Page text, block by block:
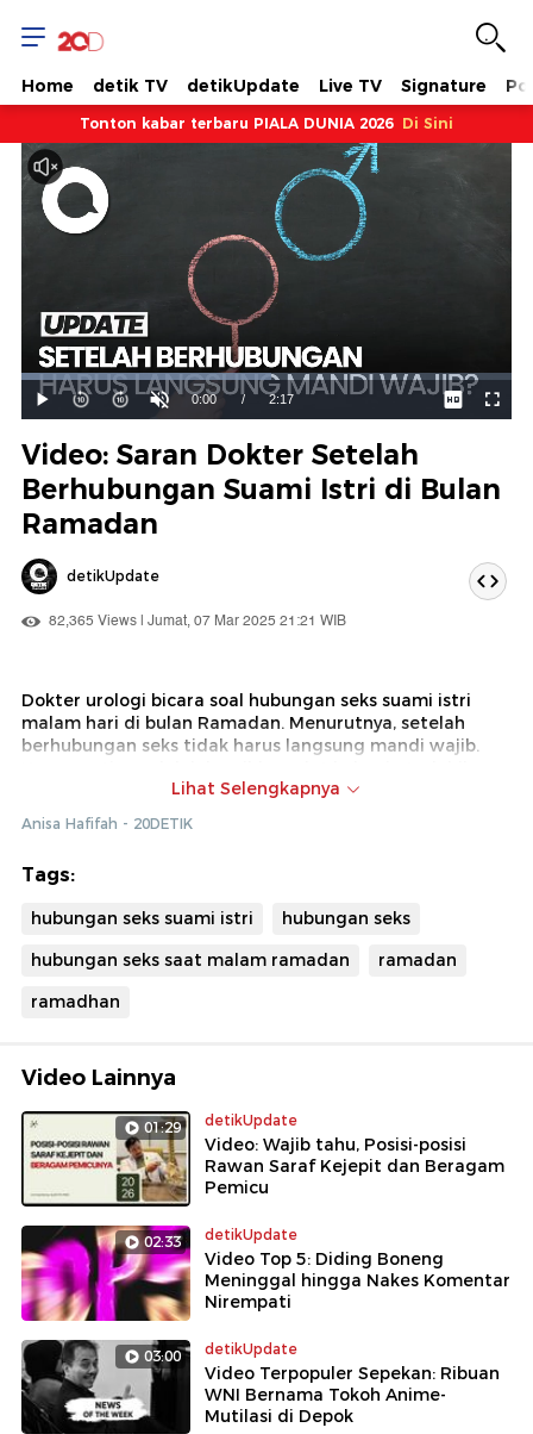
Home detik TV detikUpdate Live TV Signature
Tonton kabar terbaru PIALA DUNIA 2026 Di Sini
Mainkan
Suara
Hidup
Waktu
0:00 / Durasi
2:17
Dimuat:
50.87%
Video: Saran Dokter Setelah
Berhubungan Suami Istri di Bulan
Ramadan
detikUpdate
82,365 Views | Jumat, 07 Mar 2025 21:21 WIB
Dokter urologi bicara soal hubungan seks suami istri
malam hari di bulan Ramadan. Menurutnya, setelah
berhubungan seks tidak harus langsung mandi wajib.
dahulu. Sementara mandi wajib bisa dilakukan setelah
sahur.
Lihat Selengkapnya
Anisa Hafifah - 20DETIK
Tags:
hubungan seks suami istri
hubungan seks
hubungan seks saat malam ramadan
ramadan
ramadhan
Video Lainnya
01:29 detikUpdate
Video: Wajib tahu, Posisi-posisi
Rawan Saraf Kejepit dan Beragam
Pemicu
02:33 detikUpdate
Video Top 5: Diding Boneng
Meninggal hingga Nakes Komentar
Nirempati
03:00 detikUpdate
Video Terpopuler Sepekan: Ribuan
WNI Bernama Tokoh Anime-
Mutilasi di Depok